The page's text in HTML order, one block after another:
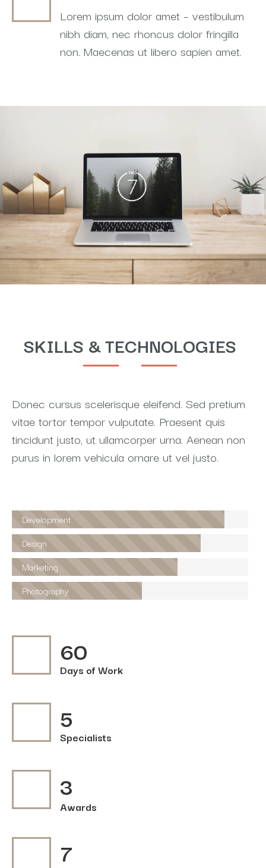
Lorem ipsum dolor amet – vestibulum
nibh diam, nec rhoncus dolor fringilla
non. Maecenas ut libero sapien amet.
SKILLS & TECHNOLOGIES
Donec cursus scelerisque eleifend. Sed pretium
vitae tortor tempor vulputate. Praesent quis
tincidunt justo, ut ullamcorper urna. Aenean non
purus in lorem vehicula ornare ut vel justo.
Development
Design
Marketing
Photography
60
Days of Work
5
Specialists
3
Awards
7